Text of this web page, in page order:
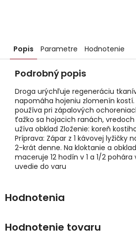
Popis Parametre Hodnotenie
Podrobný popis
Droga urýchľuje regeneráciu
napomáha hojeniu zlomenín kostí.
používa pri zápalových
ťažko sa hojacich ranách,
užíva obklad Zloženie: koreň
Príprava: Zápar z 1 kávovej lyžičky
2-krát denne. Na kloktanie a
maceruje 12 hodín v 1 a 1/2
uvedie do varu
Hodnotenie tovaru